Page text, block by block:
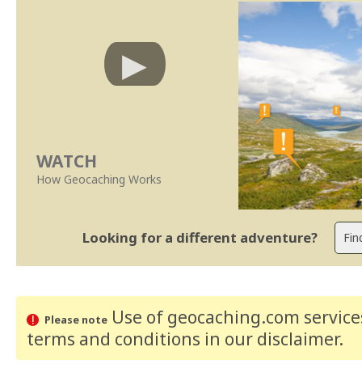
WATCH
How Geocaching Works
Looking for a different adventure?
Please noteUse of geocaching.com
terms and conditions in our disclaimer.